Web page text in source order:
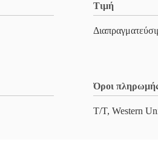
Τιμή
Όροι
T/T, Western